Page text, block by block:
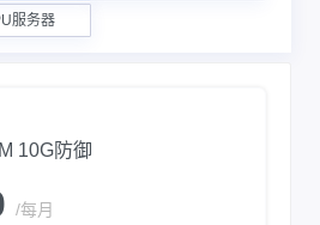
服务器
10G防御
/每月